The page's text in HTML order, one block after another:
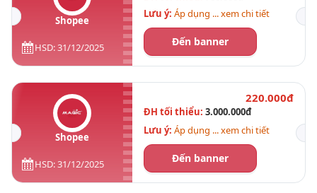
Shopee
HSD: 31/12/2025
Lưu ý: Áp dụng ... xem chi tiết
Đến banner
Shopee
HSD: 31/12/2025
220.000đ
ĐH tối thiểu: 3.000.000đ
Lưu ý: Áp dụng ... xem chi tiết
Đến banner